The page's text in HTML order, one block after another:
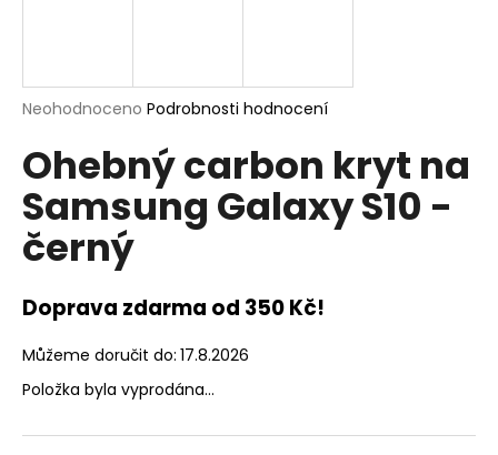
Průměrné
produktu
je
0,0
z
5
hvězdiček.
Neohodnoceno Podrobnosti hodnocení
Ohebný carbon kryt na
Samsung Galaxy S10 -
černý
Doprava zdarma od 350 Kč!
Můžeme doručit do: 17.8.2026
Položka byla vyprodána…
í
t
?
D
o
p
o